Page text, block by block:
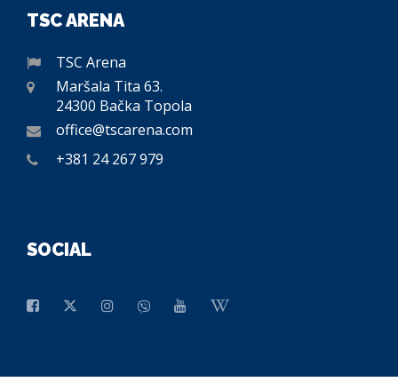
TSC ARENA
TSC Arena
Maršala Tita 63.
24300 Bačka Topola
office@tscarena.com
+381 24 267 979
SOCIAL